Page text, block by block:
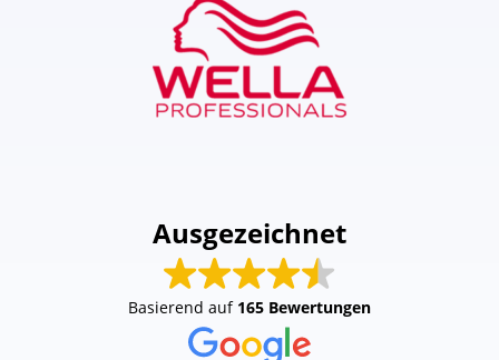
Ausgezeichnet
Basierend auf 165 Bewertungen